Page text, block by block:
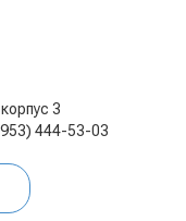
3
444-53-03